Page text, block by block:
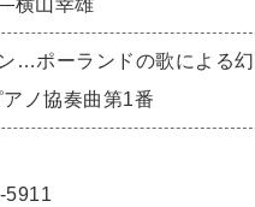
横山幸雄
…ポーランドの歌による
アノ協奏曲第1番
5911